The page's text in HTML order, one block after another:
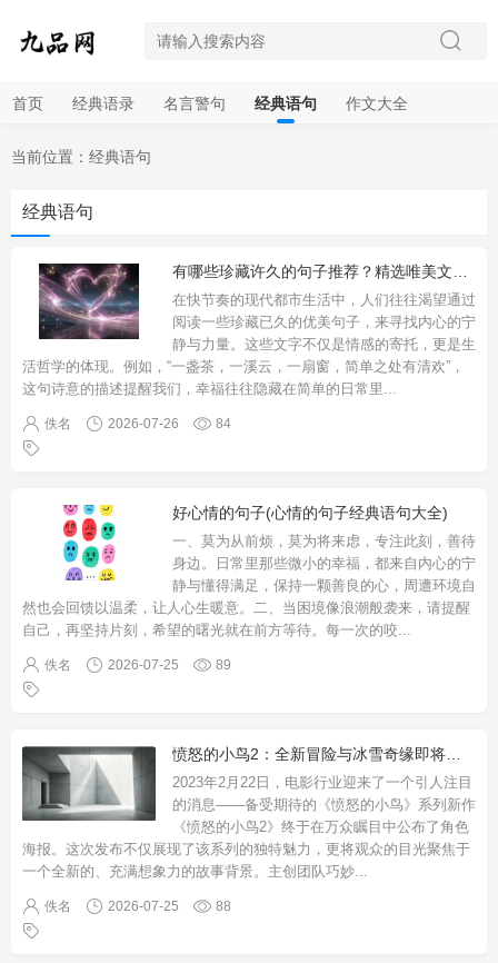
首页 经典语录 名言警句 经典语句 作文大全
当前位置： 经典语句
经典语句
在快节奏的现代都市生活中，人们往往渴望通过
阅读一些珍藏已久的优美句子，来寻找内心的宁
静与力量。这些文字不仅是情感的寄托，更是生
活哲学的体现。例如，“一盏茶，一溪云，一扇窗，简单之处有清欢”，
这句诗意的描述提醒我们，幸福往往隐藏在简单的日常里 ...
佚名 2026-07-26 84
好心情的句子(心情的句子经典语句大全)
一、莫为从前烦，莫为将来虑，专注此刻，善待
身边。日常里那些微小的幸福，都来自内心的宁
静与懂得满足，保持一颗善良的心，周遭环境自
然也会回馈以温柔，让人心生暖意。二、当困境像浪潮般袭来，请提醒
自己，再坚持片刻，希望的曙光就在前方等待。每一次的咬...
佚名 2026-07-25 89
2023年2月22日，电影行业迎来了一个引人注目
的消息——备受期待的《愤怒的小鸟》系列新作
《愤怒的小鸟2》终于在万众瞩目中公布了角色
海报。这次发布不仅展现了该系列的独特魅力，更将观众的目光聚焦于
一个全新的、充满想象力的故事背景。主创团队巧妙...
佚名 2026-07-25 88